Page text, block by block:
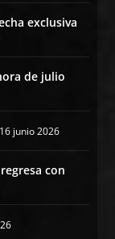
exclusiva
de julio
16 junio 2026
regresa con